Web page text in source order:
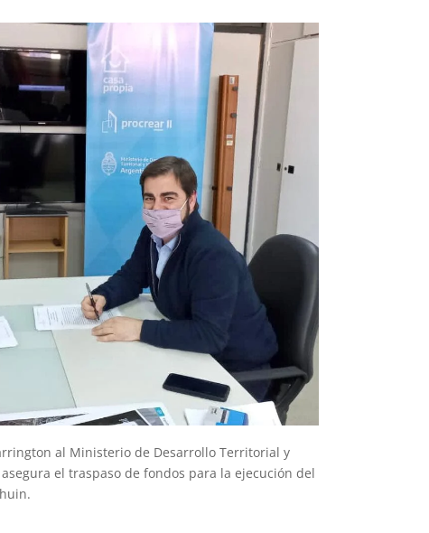
al Ministerio de Desarrollo Territorial y
el traspaso de fondos para la ejecución del